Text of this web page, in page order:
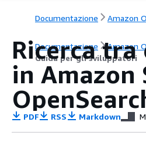
Documentazione Amazon
Documentazione
Amazon
Guida per gli sviluppatori
Ricerca tra
in Amazon
PDF RSS Markdown